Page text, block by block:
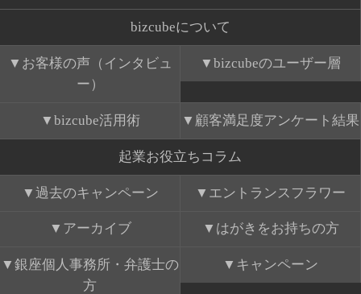
bizcubeについて
お客様の声（インタビュ
ー）
bizcubeのユーザー層
bizcube活用術 顧客満足度アンケート結果
起業お役立ちコラム
過去のキャンペーン エントランスフラワー
アーカイブ はがきをお持ちの方
銀座個人事務所・弁護士の
方
キャンペーン